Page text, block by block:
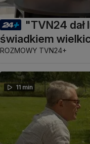
"TVN24 dał
świadkiem
ROZMOWY TVN24+
11 min